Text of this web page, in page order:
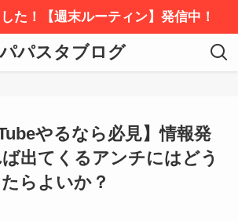
た！【週末ルーティン】発信中！
パスタブログ
やるなら必見】情報発
出てくるアンチにはどう
らよいか？